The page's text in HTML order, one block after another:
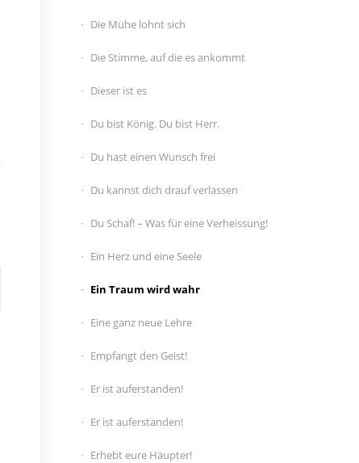
Die Mühe lohnt sich
Die Stimme, auf die es ankommt
Dieser ist es
Du bist König. Du bist Herr.
Du hast einen Wunsch frei
Du kannst dich drauf verlassen
Du Schaf! – Was für eine Verheissung!
Ein Herz und eine Seele
Ein Traum wird wahr
Eine ganz neue Lehre
Empfangt den Geist!
Er ist auferstanden!
Er ist auferstanden!
Erhebt eure Häupter!